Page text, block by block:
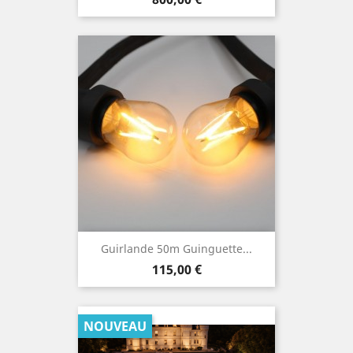
Guirlande 50m Guinguette...
Prix
115,00 €
NOUVEAU